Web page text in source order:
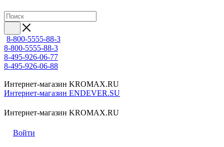
8-800-5555-88-3
8-800-5555-88-3
8-495-926-06-77
8-495-926-06-88
Интернет-магазин KROMAX.RU
Интернет-магазин ENDEVER.SU
Интернет-магазин KROMAX.RU
Войти